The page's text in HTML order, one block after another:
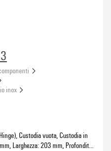
inox
Custodia vuota, Custodia in
Larghezza: 203 mm, Profondità: